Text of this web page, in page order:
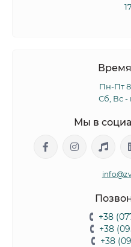
Пн-Пт
Сб, Вс -
Мы в
+38
+38
+38